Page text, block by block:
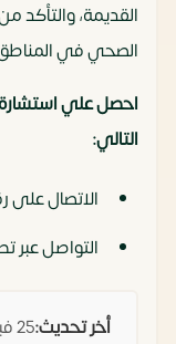
القديمة، والتأكد
الصحي في
احصل علي استشارة
التالي:
الاتصال على
التواصل عبر
أخر تحديث:25 فبراير، 2026